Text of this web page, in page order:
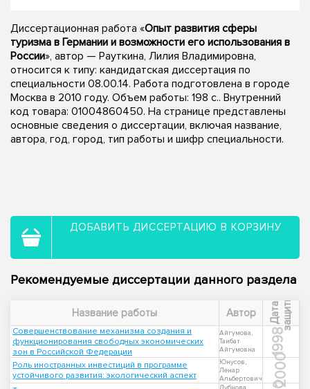
Диссертационная работа «Опыт развития сферы
туризма в Германии и возможности его использования в
России», автор — Рауткина, Лилия Владимировна,
относится к типу: кандидатская диссертация по
специальности 08.00.14. Работа подготовлена в городе
Москва в 2010 году. Объем работы: 198 с.. Внутренний
код товара: 01004860450. На странице представлены
основные сведения о диссертации, включая название,
автора, год, город, тип работы и шифр специальности.
ДОБАВИТЬ ДИССЕРТАЦИЮ В КОРЗИНУ
Рекомендуемые диссертации данного раздела
Название работы Автор Д
а
т
а
з
а
щ
и
т ы
Совершенствование механизма создания и
функционирования свободных экономических
зон в Российской Федерации
Айгумова,
Таибат
Айгумовна
1998
Роль иностранных инвестиций в программе
устойчивого развития: экологический аспект
Юнусов,
Ленар
Альбертович
2000